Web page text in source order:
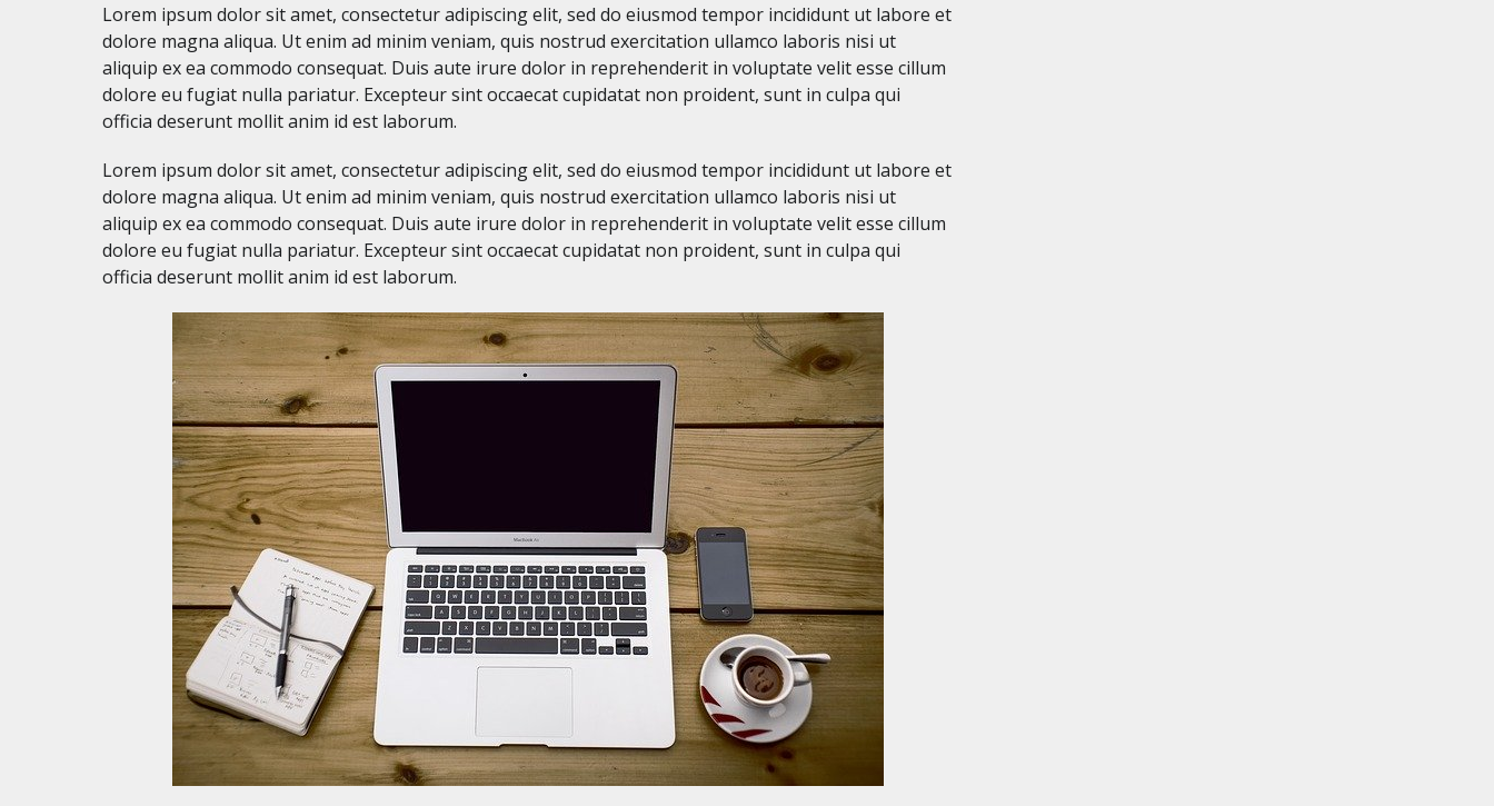
Lorem ipsum dolor sit amet, consectetur adipiscing elit, sed do eiusmod tempor incididunt ut labore et
dolore magna aliqua. Ut enim ad minim veniam, quis nostrud exercitation ullamco laboris nisi ut
aliquip ex ea commodo consequat. Duis aute irure dolor in reprehenderit in voluptate velit esse cillum
dolore eu fugiat nulla pariatur. Excepteur sint occaecat cupidatat non proident, sunt in culpa qui
officia deserunt mollit anim id est laborum.
Lorem ipsum dolor sit amet, consectetur adipiscing elit, sed do eiusmod tempor incididunt ut labore et
dolore magna aliqua. Ut enim ad minim veniam, quis nostrud exercitation ullamco laboris nisi ut
aliquip ex ea commodo consequat. Duis aute irure dolor in reprehenderit in voluptate velit esse cillum
dolore eu fugiat nulla pariatur. Excepteur sint occaecat cupidatat non proident, sunt in culpa qui
officia deserunt mollit anim id est laborum.